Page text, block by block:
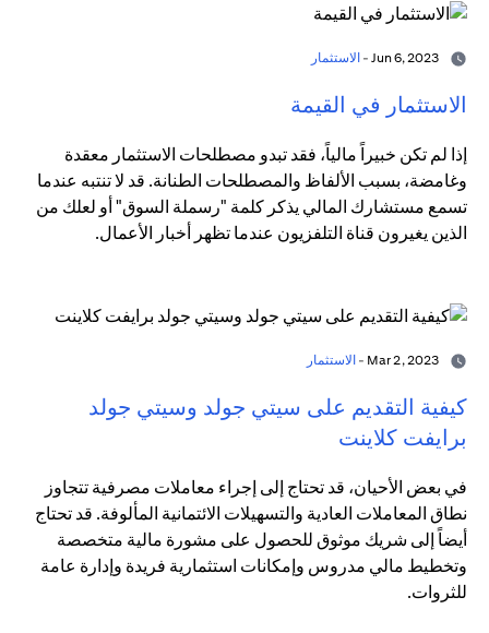
الاستثمار
الاستثمار في القيمة
إذا لم تكن خبيراً مالياً، فقد تبدو مصطلحات الاستثمار معقدة
وغامضة، بسبب الألفاظ والمصطلحات الطنانة. قد لا تنتبه عندما
تسمع مستشارك المالي يذكر كلمة "رسملة السوق" أو لعلك من
الذين يغيرون قناة التلفزيون عندما تظهر أخبار الأعمال.
الاستثمار
كيفية التقديم على سيتي جولد وسيتي جولد
برايفت كلاينت
في بعض الأحيان، قد تحتاج إلى إجراء معاملات مصرفية تتجاوز
نطاق المعاملات العادية والتسهيلات الائتمانية المألوفة. قد تحتاج
أيضاً إلى شريك موثوق للحصول على مشورة مالية متخصصة
وتخطيط مالي مدروس وإمكانات استثمارية فريدة وإدارة عامة
للثروات.